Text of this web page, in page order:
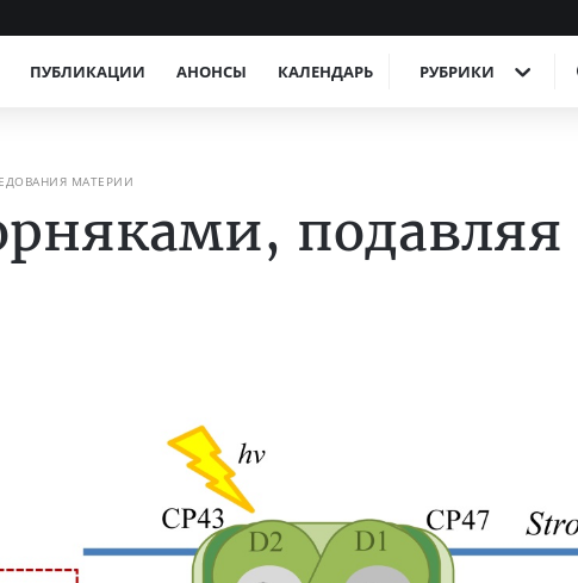
ПУБЛИКАЦИИ АНОНСЫ КАЛЕНДАРЬ РУБРИКИ
МАТЕРИИ
подавляя